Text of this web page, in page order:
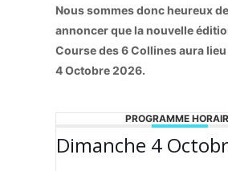
Nous sommes donc heureux
annoncer que la nouvelle
Course des 6 Collines aura
4 Octobre 2026.
PROGRAMME
Dimanche 4